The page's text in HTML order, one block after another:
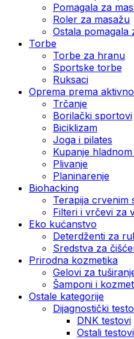
Pomagala za
Roler za masažu
Ostala pomagala
Torbe
Torbe za hranu
Sportske torbe
Ruksaci
Oprema prema
Trčanje
Borilački sportovi
Biciklizam
Joga i pilates
Kupanje
Plivanje
Planinarenje
Biohacking
Terapija crvenim
Filteri i vrčevi za
Eko kućanstvo
Deterdženti za
Sredstva za
Prirodna kozmetika
Gelovi za
Šamponi i
Ostale kategorije
Dijagnostički
DNK testovi
Ostali testovi